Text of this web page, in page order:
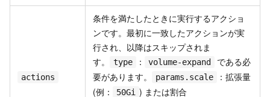
actions
条件を満たしたときに実行するアクショ
ンです。最初に一致したアクションが実
行され、以降はスキップされま
す。
type ： volume-expand
である必
要があります。
params.scale
：拡張量
(例：
50Gi ) または割合